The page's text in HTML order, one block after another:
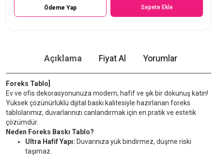
Ödeme Yap Sepete Ekle
Açıklama Fiyat Al Yorumlar
Foreks Tablo]
Ev ve ofis dekorasyonunuza modern, hafif ve şık bir dokunuş katın!
Yüksek çözünürlüklü dijital baskı kalitesiyle hazırlanan foreks
tablolarımız, duvarlarınızı canlandırmak için en pratik ve estetik
çözümdür.
Neden Foreks Baskı Tablo?
Ultra Hafif Yapı: Duvarınıza yük bindirmez, düşme riski
taşımaz.